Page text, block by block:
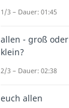
1/3 – Dauer: 01:45
allen - groß oder
klein?
2/3 – Dauer: 02:38
euch allen